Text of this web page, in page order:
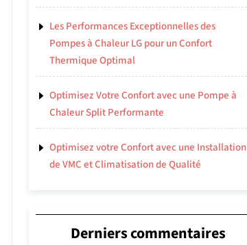
Les Performances Exceptionnelles des
Pompes à Chaleur LG pour un Confort
Thermique Optimal
Optimisez Votre Confort avec une Pompe à
Chaleur Split Performante
Optimisez votre Confort avec une Installation
de VMC et Climatisation de Qualité
Derniers commentaires